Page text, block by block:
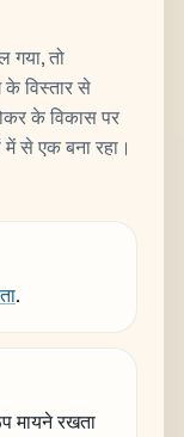
गया, तो
के विस्तार से
के विकास पर
से एक बना रहा।
.
मायने रखता